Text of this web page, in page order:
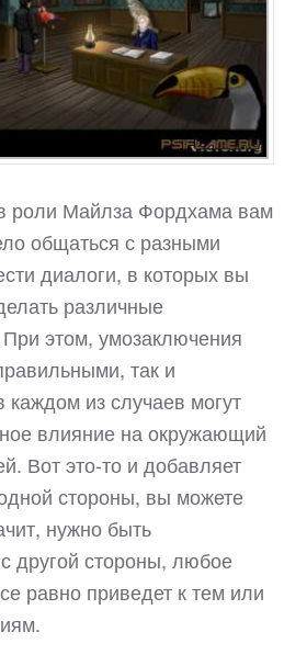
роли Майлза Фордхама вам
общаться с разными
диалоги, в которых вы
различные
этом, умозаключения
так и
из случаев могут
влияние на окружающий
Вот это-то и добавляет
стороны, вы можете
нужно быть
другой стороны, любое
равно приведет к тем или